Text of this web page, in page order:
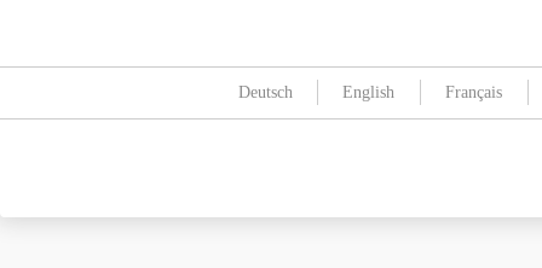
Deutsch English Français